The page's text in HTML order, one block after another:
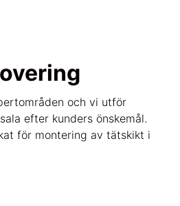
och vi utför
efter kunders önskemål.
för montering av tätskikt i